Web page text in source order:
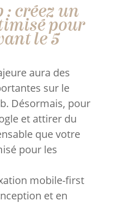
: créez un
pour
le 5
aura des
sur le
Désormais, pour
et attirer du
que votre
pour les
mobile-first
et en